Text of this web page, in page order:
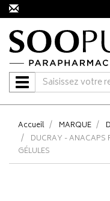
Navigation
Accueil MARQUE
DUCRAY - ANACAPS
GÉLULES